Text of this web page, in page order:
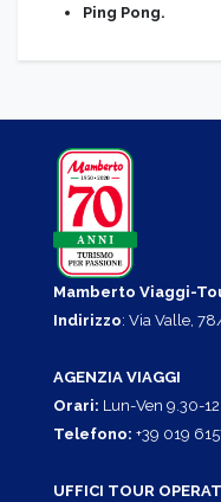
Ping Pong.
Mamberto Viaggi-
Indirizzo: Via Valle,
AGENZIA VIAGGI
Orari: Lun-Ven 9.30-
Telefono: +39 019
UFFICI TOUR